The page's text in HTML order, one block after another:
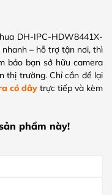
DH-IPC-HDW8441X-
– hỗ trợ tận nơi, thì
bảo bạn sở hữu camera
thị trường. Chỉ cần để lại
có dâytrực tiếp và kèm
phẩm này!